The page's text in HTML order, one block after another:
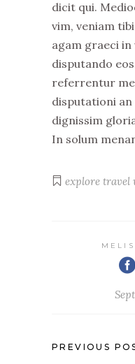
dicit qui.
vim, veniam
agam graeci
disputando
referrentur
disputationi an
dignissim
In solum
explore travel
PREVIOUS